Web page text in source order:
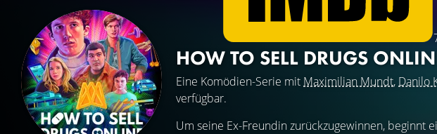
HOW TO SELL DRUGS
Eine Komödien-Serie mit Maximilian Mundt, Danilo
verfügbar.
Um seine Ex-Freundin zurückzugewinnen, beginnt